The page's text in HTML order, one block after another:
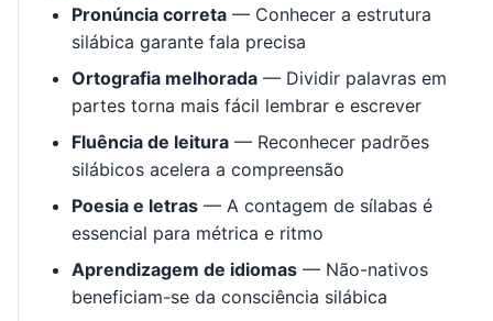
Pronúncia correta — Conhecer a estrutura
silábica garante fala precisa
Ortografia melhorada — Dividir palavras em
partes torna mais fácil lembrar e escrever
Fluência de leitura — Reconhecer padrões
silábicos acelera a compreensão
Poesia e letras — A contagem de sílabas é
essencial para métrica e ritmo
Aprendizagem de idiomas — Não-nativos
beneficiam-se da consciência silábica